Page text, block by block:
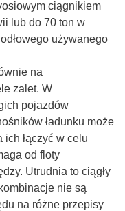
ciągnikiem
lub do 70 ton w
używanego
na
zalet. W
pojazdów
ładunku może
łączyć w celu
od floty
Utrudnia to ciągły
nie są
na różne przepisy